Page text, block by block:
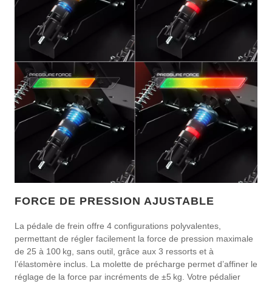
FORCE DE PRESSION AJUSTABLE
La pédale de frein offre 4 configurations polyvalentes,
permettant de régler facilement la force de pression maximale
de 25 à 100 kg, sans outil, grâce aux 3 ressorts et à
l’élastomère inclus. La molette de précharge permet d’affiner le
réglage de la force par incréments de ±5 kg. Votre pédalier